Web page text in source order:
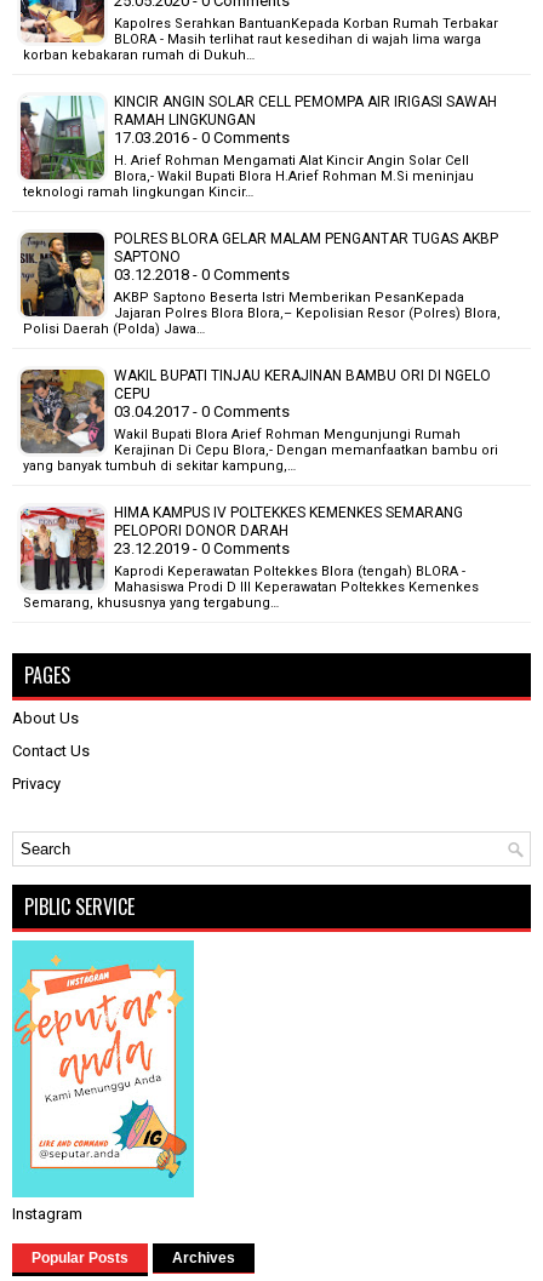
Kapolres Serahkan BantuanKepada Korban Rumah Terbakar
BLORA - Masih terlihat raut kesedihan di wajah lima warga
korban kebakaran rumah di Dukuh…
KINCIR ANGIN SOLAR CELL PEMOMPA AIR IRIGASI SAWAH
RAMAH LINGKUNGAN
17.03.2016 - 0 Comments
H. Arief Rohman Mengamati Alat Kincir Angin Solar Cell
Blora,- Wakil Bupati Blora H.Arief Rohman M.Si meninjau
teknologi ramah lingkungan Kincir…
POLRES BLORA GELAR MALAM PENGANTAR TUGAS AKBP
SAPTONO
03.12.2018 - 0 Comments
AKBP Saptono Beserta Istri Memberikan PesanKepada
Jajaran Polres Blora Blora,– Kepolisian Resor (Polres) Blora,
Polisi Daerah (Polda) Jawa…
WAKIL BUPATI TINJAU KERAJINAN BAMBU ORI DI NGELO
CEPU
03.04.2017 - 0 Comments
Wakil Bupati Blora Arief Rohman Mengunjungi Rumah
Kerajinan Di Cepu Blora,- Dengan memanfaatkan bambu ori
yang banyak tumbuh di sekitar kampung,…
HIMA KAMPUS IV POLTEKKES KEMENKES SEMARANG
PELOPORI DONOR DARAH
23.12.2019 - 0 Comments
Kaprodi Keperawatan Poltekkes Blora (tengah) BLORA -
Mahasiswa Prodi D III Keperawatan Poltekkes Kemenkes
Semarang, khususnya yang tergabung…
PAGES
About Us
Contact Us
Privacy
PIBLIC SERVICE
Instagram
Popular Posts Archives